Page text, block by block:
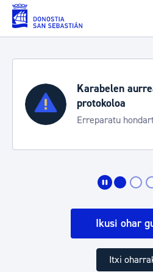
Eduki nagusira joan
Karabelen aurrean
protokoloa
Erreparatu
Ikusi ohar
Itxi